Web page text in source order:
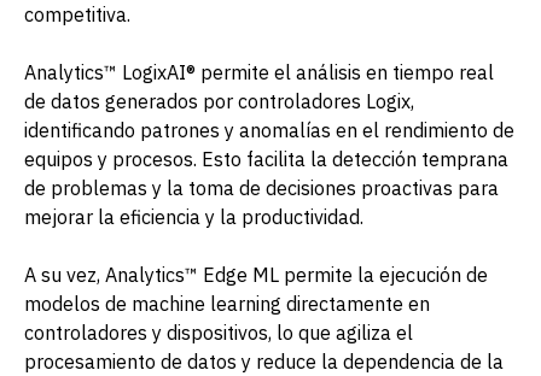
competitiva.
Analytics™ LogixAI® permite el análisis en tiempo real
de datos generados por controladores Logix,
identificando patrones y anomalías en el rendimiento de
equipos y procesos. Esto facilita la detección temprana
de problemas y la toma de decisiones proactivas para
mejorar la eficiencia y la productividad.
A su vez, Analytics™ Edge ML permite la ejecución de
modelos de machine learning directamente en
controladores y dispositivos, lo que agiliza el
procesamiento de datos y reduce la dependencia de la